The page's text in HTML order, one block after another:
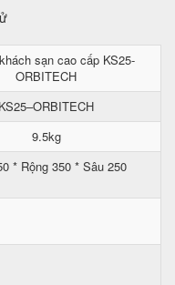
sạn cao cấp KS25-
ORBITECH
KS25–ORBITECH
9.5kg
* Rộng 350 * Sâu 250